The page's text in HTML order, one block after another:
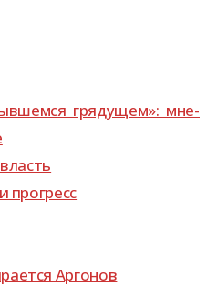
гря­ду­щем»: мне­
прогресс
Аргонов